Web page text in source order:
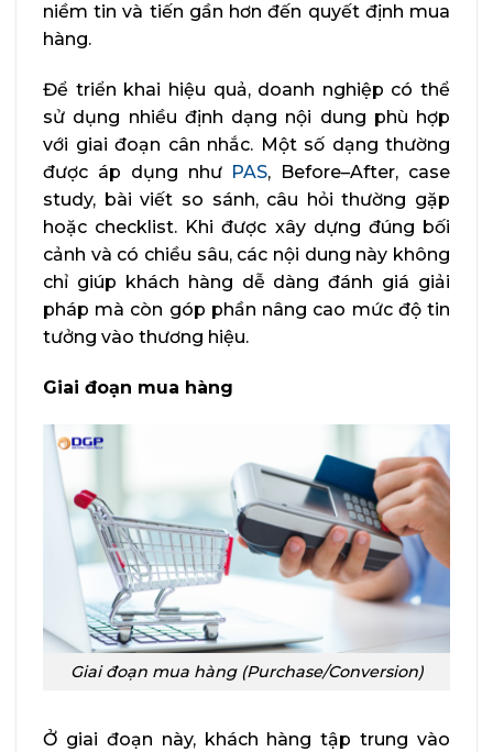
niềm tin và tiến gần hơn đến quyết định mua
hàng.
Để triển khai hiệu quả, doanh nghiệp có thể
sử dụng nhiều định dạng nội dung phù hợp
với giai đoạn cân nhắc. Một số dạng thường
được áp dụng như PAS, Before–After, case
study, bài viết so sánh, câu hỏi thường gặp
hoặc checklist. Khi được xây dựng đúng bối
cảnh và có chiều sâu, các nội dung này không
chỉ giúp khách hàng dễ dàng đánh giá giải
pháp mà còn góp phần nâng cao mức độ tin
tưởng vào thương hiệu.
Giai đoạn mua hàng
Giai đoạn mua hàng (Purchase/Conversion)
Ở giai đoạn này, khách hàng tập trung vào